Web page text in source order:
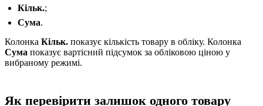
Кільк.;
Сума.
Колонка Кільк. показує кількість товару в обліку. Колонка
Сума показує вартісний підсумок за обліковою ціною у
вибраному режимі.
Як перевірити залишок одного товару